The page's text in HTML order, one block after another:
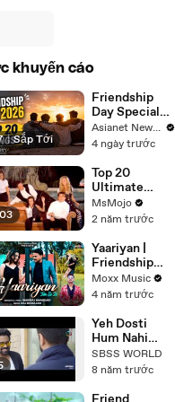
khuyến cáo
| Sắp Tới
Friendship
Day Special
Top 20 Songs |
Ultimate
Friends
Playlist 2026
Asianet News English
4 ngày trước
Top 20
Ultimate
Friendship
Songs
MsMojo
2 năm trước
Yaariyan |
Friendship
Day Special
Song 2022 |
Song | Dheeraj
Bhandari
Moxx Music
4 năm trước
Yeh Dosti
Hum Nahi
Todenge |
Rahul Jain |
Cover | Sholay
SBSS WORLD
8 năm trước